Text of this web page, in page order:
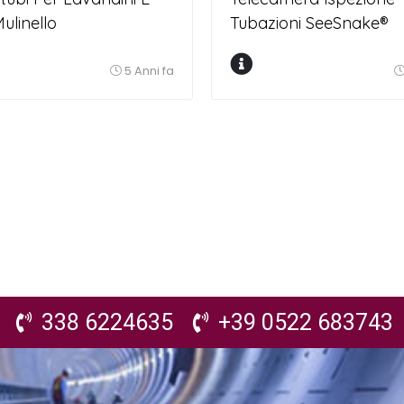
5 Anni fa
Tubazioni SeeSnake®
MicroDrain™
338 6224635 +39 0522 683743